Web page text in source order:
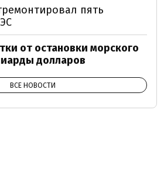
пять
от остановки морского
долларов
ВСЕ НОВОСТИ